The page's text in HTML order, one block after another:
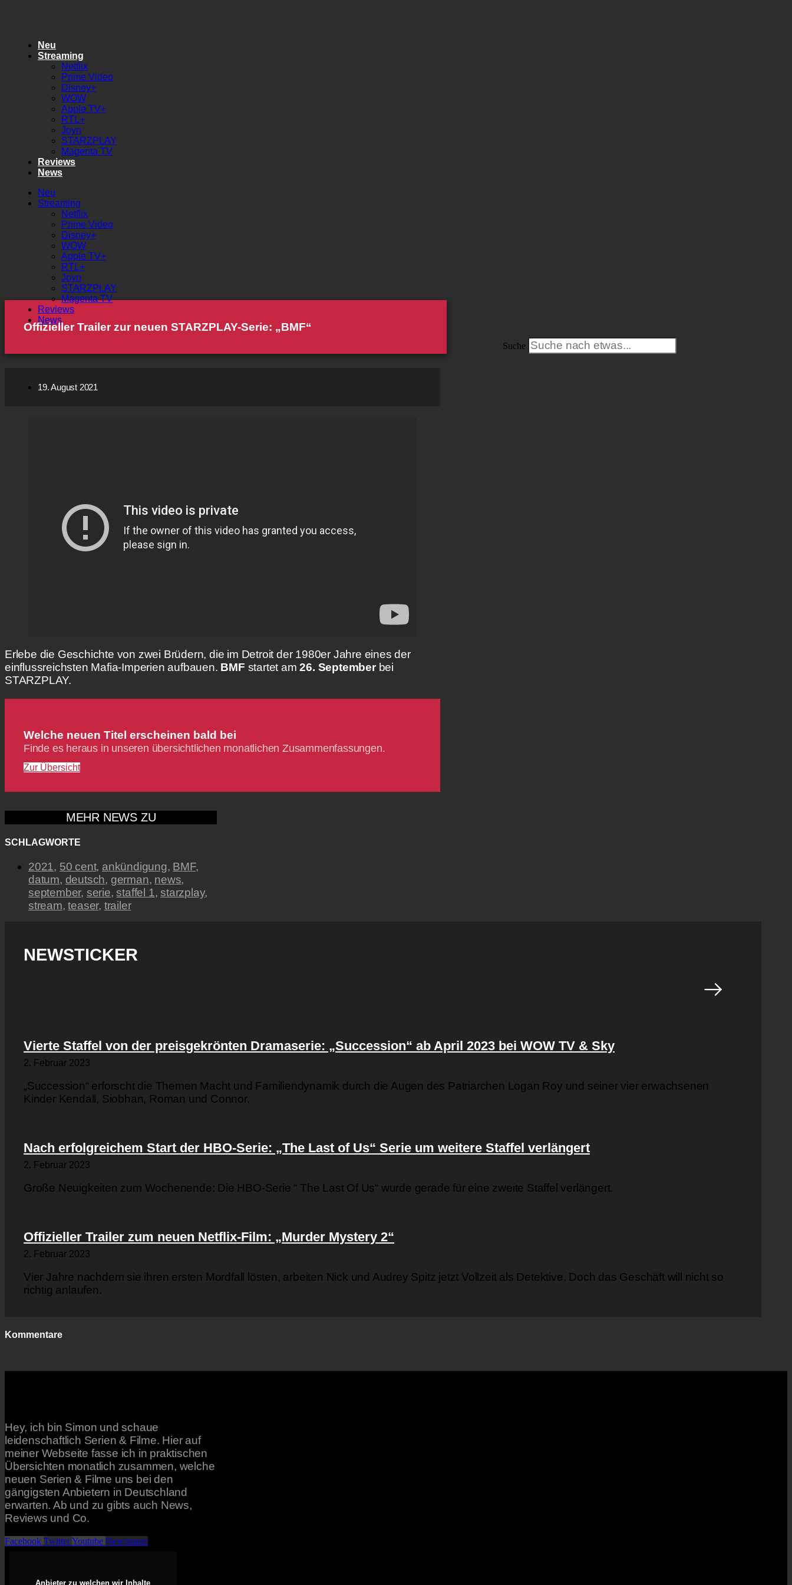
Neu
Streaming
Netflix
Prime Video
Disney+
WOW
Apple TV+
RTL+
Joyn
STARZPLAY
Magenta TV
Reviews
News
Neu
Streaming
Netflix
Prime Video
Disney+
WOW
Apple TV+
RTL+
Joyn
STARZPLAY
Magenta TV
Reviews
News
Suche
Offizieller Trailer zur neuen STARZPLAY-Serie: „BMF“
19. August 2021
Erlebe die Geschichte von zwei Brüdern, die im Detroit der 1980er Jahre eines der
einflussreichsten Mafia-Imperien aufbauen. BMF startet am26. Septemberbei
STARZPLAY.
Welche neuen Titel erscheinen bald bei
Finde es heraus in unseren übersichtlichen monatlichen Zusammenfassungen.
Zur Übersicht
MEHR NEWS ZU
SCHLAGWORTE
2021, 50 cent, ankündigung, BMF,
datum, deutsch, german, news,
september, serie,staffel 1,starzplay,
stream,teaser, trailer
NEWSTICKER
Vierte Staffel von der preisgekrönten Dramaserie: „Succession“ ab April 2023 bei WOW TV & Sky
2. Februar 2023
„Succession“ erforscht die Themen Macht und Familiendynamik durch die Augen des Patriarchen Logan Roy und seiner vier erwachsenen
Kinder Kendall, Siobhan, Roman und Connor.
Nach erfolgreichem Start der HBO-Serie: „The Last of Us“ Serie um weitere Staffel verlängert
2. Februar 2023
Große Neuigkeiten zum Wochenende: Die HBO-Serie “ The Last Of Us“ wurde gerade für eine zweite Staffel verlängert.
Offizieller Trailer zum neuen Netflix-Film: „Murder Mystery 2“
2. Februar 2023
Vier Jahre nachdem sie ihren ersten Mordfall lösten, arbeiten Nick und Audrey Spitz jetzt Vollzeit als Detektive. Doch das Geschäft will nicht so
richtig anlaufen.
Kommentare
Hey, ich bin Simon und schaue
leidenschaftlich Serien & Filme. Hier auf
meiner Webseite fasse ich in praktischen
Übersichten monatlich zusammen, welche
neuen Serien & Filme uns bei den
gängigsten Anbietern in Deutschland
erwarten. Ab und zu gibts auch News,
Reviews und Co.
Facebook TwitterYoutube Newspaper
Anbieter zu welchen wir Inhalte